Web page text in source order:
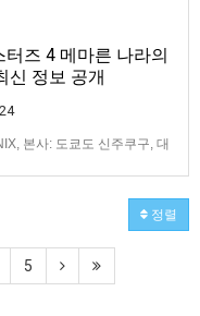
즈 4 메마른 나라의
신 정보 공개
본사: 도쿄도 신주쿠구, 대
정렬
5